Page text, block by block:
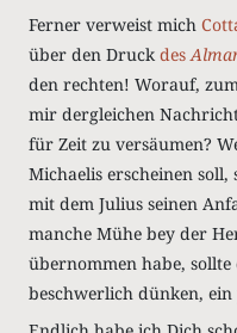
Ferner verweist mich
über den Druckdes
den rechten! Worauf,
mir dergleichen
für Zeit zu versäumen?
Michaelis erscheinen
mit dem Julius seinen
manche Mühe bey der
übernommen habe,
beschwerlich dünken,